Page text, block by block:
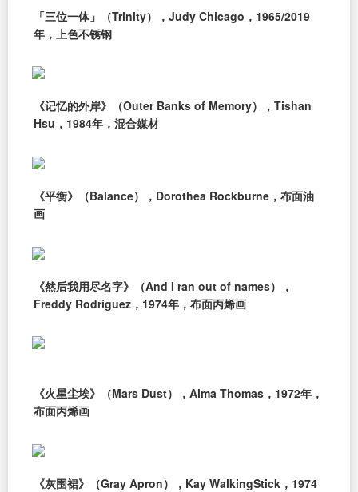
「三位一体」（Trinity），Judy Chicago，1965/2019
年，上色不锈钢
《记忆的外岸》（Outer Banks of Memory），Tishan
Hsu，1984年，混合媒材
《平衡》（Balance），Dorothea Rockburne，布面油
画
《然后我用尽名字》（And I ran out of names），
Freddy Rodríguez，1974年，布面丙烯画
《火星尘埃》（Mars Dust），Alma Thomas，1972年，
布面丙烯画
《灰围裙》（Gray Apron），Kay WalkingStick，1974